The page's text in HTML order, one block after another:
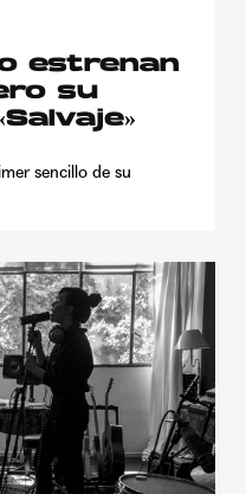
estrenan
su
sencillo de su